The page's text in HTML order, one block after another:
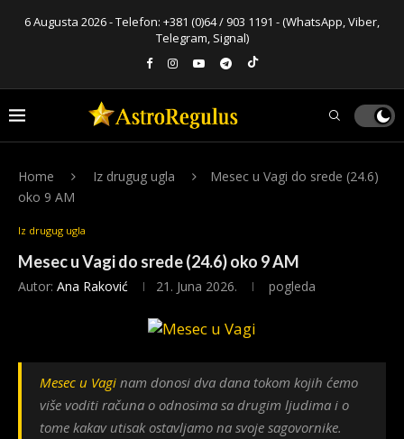
6 Augusta 2026 - Telefon: +381 (0)64 / 903 1191 - (WhatsApp, Viber,
Telegram, Signal)
Home Iz drugug ugla
Mesec u Vagi do srede (24.6)
oko 9 AM
Iz drugug ugla
Mesec u Vagi do srede (24.6) oko 9 AM
Autor: Ana Raković 21. Juna 2026. pogleda
Mesec u Vagi nam donosi dva dana tokom kojih ćemo
više voditi računa o odnosima sa drugim ljudima i o
tome kakav utisak ostavljamo na svoje sagovornike.